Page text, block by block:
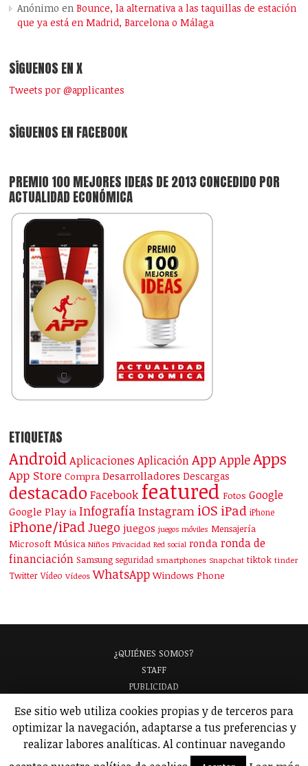
Anónimo enBounce, la alternativa a las taquillas de estación
que ya está en Madrid, Barcelona o Málaga
SÍGUENOS EN X
Tweets por @applicantes
SÍGUENOS EN FACEBOOK
PREMIO 100 MEJORES IDEAS DE 2013 CONCEDIDO POR
ACTUALIDAD ECONÓMICA
ETIQUETAS
Android Aplicaciones Aplicación App AppleApps
App Store Compra Desarrolladores Descargas
destacado Facebook featured Fotos Google
Google Play ia Infografía Instagram iOS iPad iPhone
iPhone/iPad Juego juegos juegos móviles Mensajería
Microsoft Música Niños Privacidad Red social ronda ronda de
financiación Samsung seguridad smartphones Snapchat tiktok tinder
Twitter Vídeo Vídeos WhatsApp Windows Phone
¿QUIÉNES SOMOS?
STAFF
PUBLICIDAD
ANALIZAMOS TU APP
GLOSARIO
POLÍTICA DE PRIVACIDAD
AVISO LEGAL
© 2026 Applicantes – Información sobre apps y juegos para móviles.
Ese sitio web utiliza cookies propias y de terceros para
optimizar la navegación, adaptarse a tus preferencias y
realizar labores analíticas. Al continuar navegando